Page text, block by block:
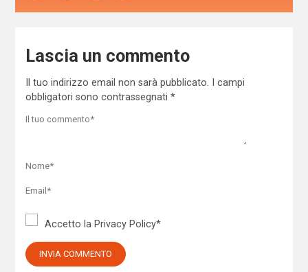
Lascia un commento
Il tuo indirizzo email non sarà pubblicato.
I campi
obbligatori sono contrassegnati *
Accetto la Privacy Policy*